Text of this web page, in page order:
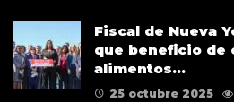
Fiscal de Nueva
que beneficio de
alimentos…
25 octubre 2025